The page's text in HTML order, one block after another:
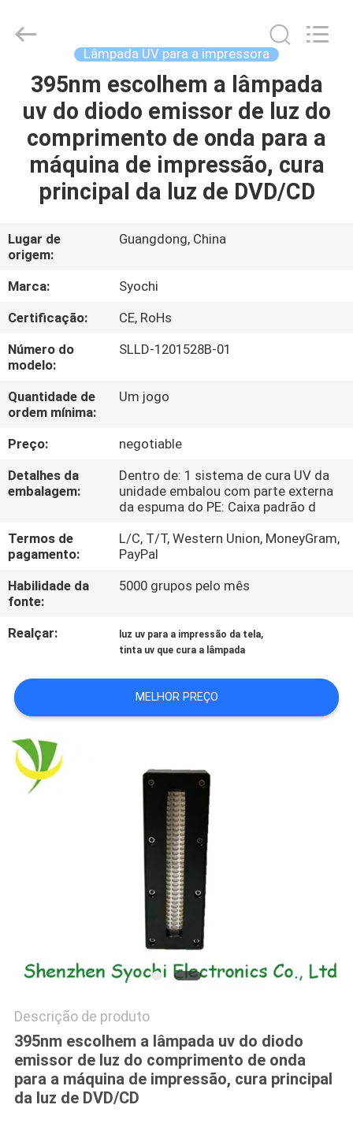
CASA
PRODUTOS
SOBRE
NÓS
EXCURSÃO
DA
FÁBRICA
CONTROLE
DA
QUALIDADE
CONTACTE-
NOS
NOTÍCIA
PEÇA
UMAS
MAPA
DO
SITE
Shenzhen
Syochi
Reserved.
Lâmpada UV para a impressora
395nm escolhem a lâmpada
uv do diodo emissor de luz do
comprimento de onda para a
máquina de impressão, cura
principal da luz de DVD/CD
Lugar de
origem:
Guangdong, China
Marca:
Syochi
Certificação:
CE, RoHs
Número do
modelo:
SLLD-1201528B-01
Quantidade de
ordem mínima:
Um jogo
Preço:
negotiable
Detalhes da
embalagem:
Dentro de: 1 sistema de cura UV da
unidade embalou com parte externa
da espuma do PE: Caixa padrão d
Termos de
pagamento:
L/C, T/T, Western Union, MoneyGram,
PayPal
Habilidade da
fonte:
5000 grupos pelo mês
Realçar: luz uv para a impressão da tela,
tinta uv que cura a lâmpada
MELHOR PREÇO
Descrição de produto
395nm escolhem a lâmpada uv do diodo
emissor de luz do comprimento de onda
para a máquina de impressão, cura principal
da luz de DVD/CD